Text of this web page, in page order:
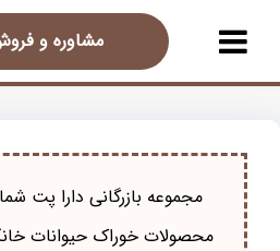
مشاوره و
مجموعه بازرگانی دارا پت
محصولات خوراک حيوانات